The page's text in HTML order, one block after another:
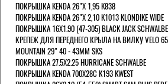
ПОКРЫШКА KENDA 26"Х 1,95 K838
ПОКРЫШКА KENDA 26"Х 2,10 K1013 KLONDIKE WIDE
ПОКРЫШКА 16X1.90 (47-305) BLACK JACK SCHWALBE
КРЕПЕЖ ДЛЯ ПЕРЕДНЕГО КРЫЛА НА ВИЛКУ VELO 65
MOUNTAIN 29" 40 - 43ММ SKS
ПОКРЫШКА 27.5X2.25 HURRICANE SCHWALBE
ПОКРЫШКА KENDA 700Х28С K193 KWEST